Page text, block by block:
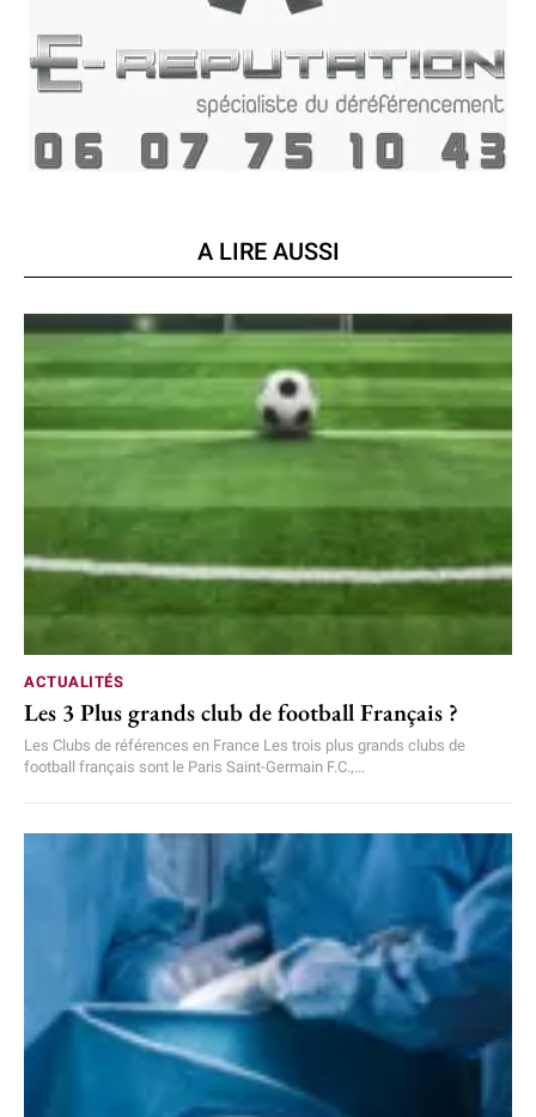
A LIRE AUSSI
ACTUALITÉS
Les 3 Plus grands club de football Français ?
Les Clubs de références en France Les trois plus grands clubs de
football français sont le Paris Saint-Germain F.C.,...